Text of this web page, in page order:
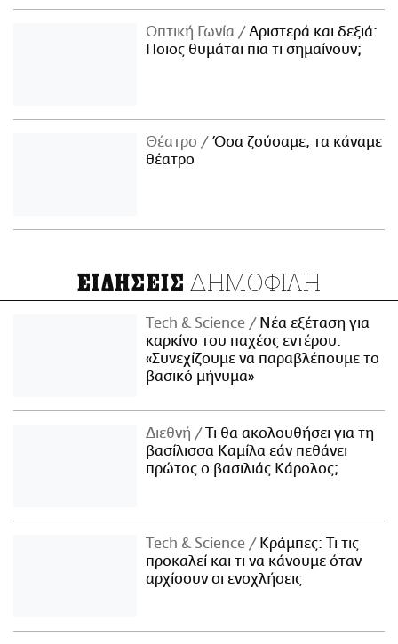
Οπτική Γωνία
Αριστερά και δεξιά:
Ποιος θυμάται πια τι σημαίνουν;
Θέατρο
Όσα ζούσαμε, τα κάναμε
θέατρο
ΕΙΔΗΣΕΙΣ ΔΗΜΟΦΙΛΗ
Τech & Science
Νέα εξέταση για
καρκίνο του παχέος εντέρου:
«Συνεχίζουμε να παραβλέπουμε το
βασικό μήνυμα»
Διεθνή
Τι θα ακολουθήσει για τη
βασίλισσα Καμίλα εάν πεθάνει
πρώτος ο βασιλιάς Κάρολος;
Τech & Science
Κράμπες: Τι τις
προκαλεί και τι να κάνουμε όταν
αρχίσουν οι ενοχλήσεις